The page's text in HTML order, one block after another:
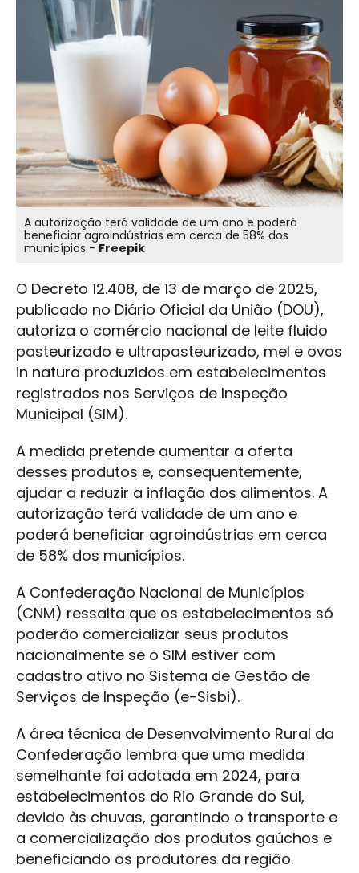
A autorização terá validade de um ano e poderá
beneficiar agroindústrias em cerca de 58% dos
municípios - Freepik
O Decreto 12.408, de 13 de março de 2025,
publicado no Diário Oficial da União (DOU),
autoriza o comércio nacional de leite fluido
pasteurizado e ultrapasteurizado, mel e ovos
in natura produzidos em estabelecimentos
registrados nos Serviços de Inspeção
Municipal (SIM).
A medida pretende aumentar a oferta
desses produtos e, consequentemente,
ajudar a reduzir a inflação dos alimentos. A
autorização terá validade de um ano e
poderá beneficiar agroindústrias em cerca
de 58% dos municípios.
A Confederação Nacional de Municípios
(CNM) ressalta que os estabelecimentos só
poderão comercializar seus produtos
nacionalmente se o SIM estiver com
cadastro ativo no Sistema de Gestão de
Serviços de Inspeção (e-Sisbi).
A área técnica de Desenvolvimento Rural da
Confederação lembra que uma medida
semelhante foi adotada em 2024, para
estabelecimentos do Rio Grande do Sul,
devido às chuvas, garantindo o transporte e
a comercialização dos produtos gaúchos e
beneficiando os produtores da região.